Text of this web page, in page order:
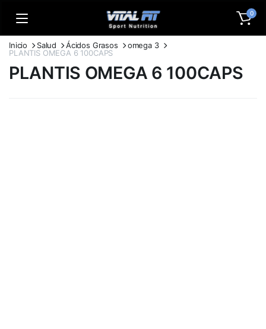
0
Inicio Salud Ácidos Grasos
omega 3
PLANTIS OMEGA 6 100CAPS
PLANTIS OMEGA 6 100CAPS